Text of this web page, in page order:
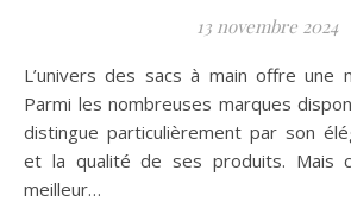
13 novembre 2024
L’univers des sacs à main offre une multitude d’options.
Parmi les nombreuses marques
distingue particulièrement par son
et la qualité de ses produits. Mais
meilleur…